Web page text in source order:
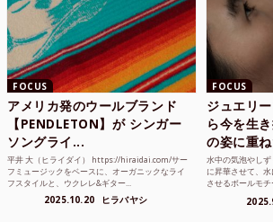
FOCUS
アメリカ発のウールブランド
【PENDLETON】が シンガー
ソングライ...
平井 大（ヒライダイ） https://hiraidai.com/サー
フミュージックをベースに、オーガニックなライ
フスタイルと、ウクレレ&ギター...
2025.10.20 ヒラバヤシ
FOCUS
ジュエリ
ら今を生
の姿に重
水中の気泡やし
に昇華させて、
させるボールモ